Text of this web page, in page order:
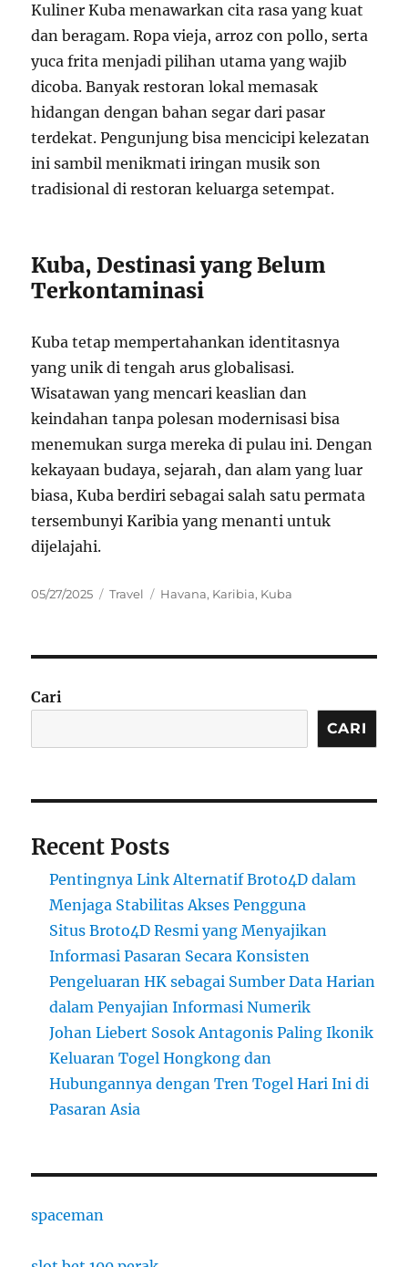
Kuliner Kuba menawarkan cita rasa yang kuat
dan beragam. Ropa vieja, arroz con pollo, serta
yuca frita menjadi pilihan utama yang wajib
dicoba. Banyak restoran lokal memasak
hidangan dengan bahan segar dari pasar
terdekat. Pengunjung bisa mencicipi kelezatan
ini sambil menikmati iringan musik son
tradisional di restoran keluarga setempat.
Kuba, Destinasi yang Belum
Terkontaminasi
Kuba tetap mempertahankan identitasnya
yang unik di tengah arus globalisasi.
Wisatawan yang mencari keaslian dan
keindahan tanpa polesan modernisasi bisa
menemukan surga mereka di pulau ini. Dengan
kekayaan budaya, sejarah, dan alam yang luar
biasa, Kuba berdiri sebagai salah satu permata
tersembunyi Karibia yang menanti untuk
dijelajahi.
Posted
05/27/2025 Categories
Travel Tags
Havana, Karibia, Kuba
Cari
CARI
Recent Posts
Pentingnya Link Alternatif Broto4D dalam
Menjaga Stabilitas Akses Pengguna
Situs Broto4D Resmi yang Menyajikan
Informasi Pasaran Secara Konsisten
Pengeluaran HK sebagai Sumber Data Harian
dalam Penyajian Informasi Numerik
Johan Liebert Sosok Antagonis Paling Ikonik
Keluaran Togel Hongkong dan
Hubungannya dengan Tren Togel Hari Ini di
Pasaran Asia
spaceman